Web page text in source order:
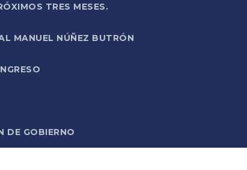
TRES MESES.
MANUEL NÚÑEZ BUTRÓN
DE GOBIERNO